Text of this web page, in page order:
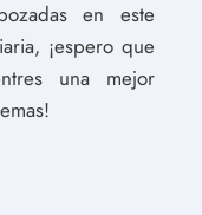
en este
¡espero que
una mejor